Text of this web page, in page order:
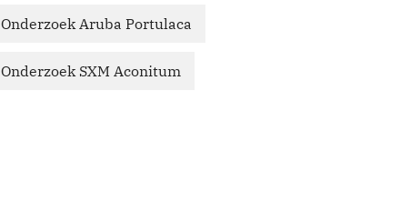
Onderzoek Aruba Portulaca
Onderzoek SXM Aconitum